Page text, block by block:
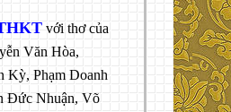
với thơ của
Văn Hòa,
Kỳ, Phạm Doanh
Đức Nhuận, Võ